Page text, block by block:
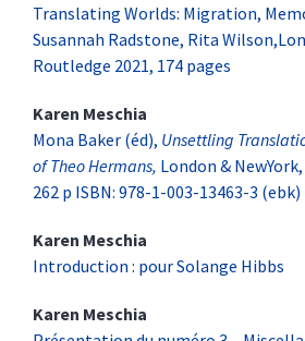
Translating Worlds: Migration,
Susannah Radstone, Rita
Routledge 2021, 174 pages
Karen Meschia
Mona Baker (éd), Unsettling
of Theo Hermans, London &
262 p ISBN: 978-1-003-13463-3 (ebk)
Karen Meschia
Introduction : pour Solange Hibbs
Karen Meschia